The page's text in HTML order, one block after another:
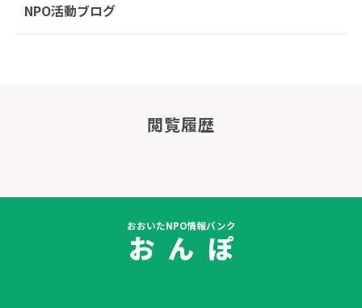
NPO活動ブログ
閲覧履歴
おおいたNPO情報バンク
お ん ぽ